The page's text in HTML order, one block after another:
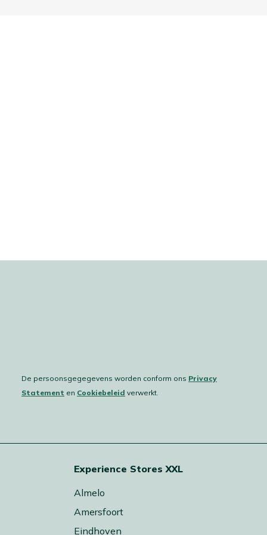
De persoonsgegegevens worden conform ons Privacy
Statement en Cookiebeleid verwerkt.
Experience Stores XXL
Almelo
Amersfoort
Eindhoven